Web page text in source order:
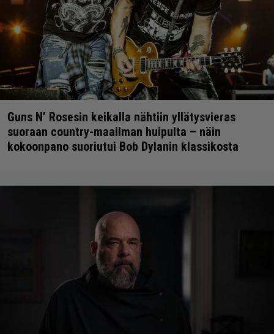
Guns N’ Rosesin keikalla nähtiin yllätysvieras
suoraan country-maailman huipulta – näin
kokoonpano suoriutui Bob Dylanin klassikosta